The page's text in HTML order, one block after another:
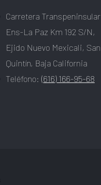
Carretera Transpeninsular
Ens-La Paz Km 192 S/N,
Ejido Nuevo Mexicali, San
Quintín, Baja California
Teléfono: (616) 166-95-68